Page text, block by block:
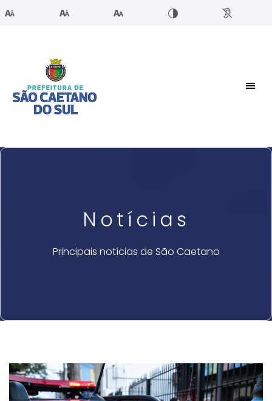
Notícias
Principais notícias de São Caetano